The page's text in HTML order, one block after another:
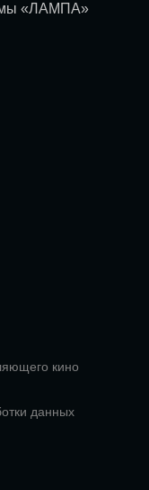
«ЛАМПА»
кино
данных